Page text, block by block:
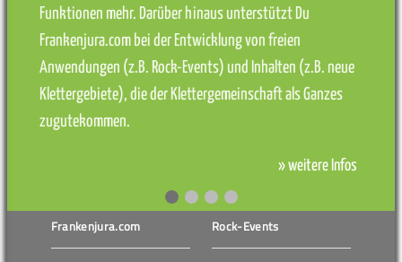
Funktionen mehr. Darüber hinaus unterstützt Du
Frankenjura.com bei der Entwicklung von freien
Anwendungen (z.B. Rock-Events) und Inhalten (z.B. neue
Klettergebiete), die der Klettergemeinschaft als Ganzes
zugutekommen.
» weitere Infos
Frankenjura.com Rock-Events